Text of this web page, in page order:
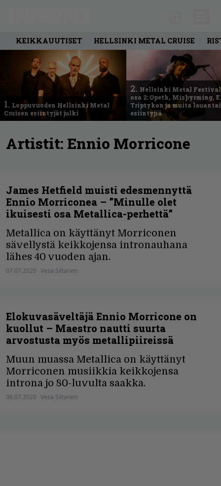
KEIKKAUUTISET HELLSINKI METAL CRUISE
1. Loppuvuoden Hellsinki Metal
Cruisen esiintyjät julki
2. Hellsinki Metal
osa 2: Opeth, Misþyrming,
Triptykon ja muita
esiintyjiä
Artistit: Ennio Morricone
James Hetfield muisti edesmennyttä
Ennio Morriconea – ”Minulle olet
ikuisesti osa Metallica-perhettä”
Metallica on käyttänyt Morriconen
sävellystä keikkojensa intronauhana
lähes 40 vuoden ajan.
07.07.2020 Vesa Siltanen
Elokuvasäveltäjä Ennio Morricone on
kuollut – Maestro nautti suurta
arvostusta myös metallipiireissä
Muun muassa Metallica on käyttänyt
Morriconen musiikkia keikkojensa
introna jo 80-luvulta saakka.
06.07.2020 Vesa Siltanen